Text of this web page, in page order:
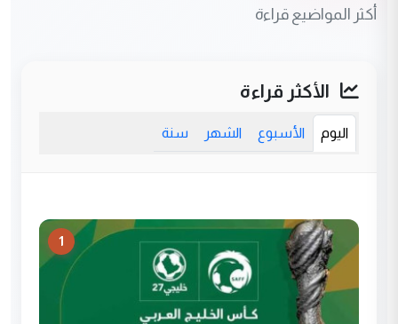
أكثر المواضيع قراءة
الأكثر قراءة
اليوم الأسبوع الشهر سنة
1